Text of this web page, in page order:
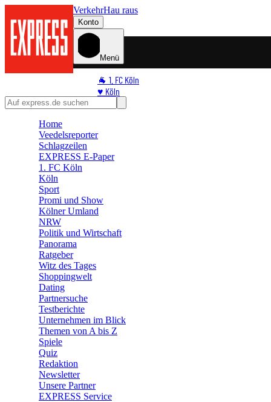
VerkehrHau raus
Konto
Menü
🐐 1. FC Köln
♥️ Köln
🛒 Shoppingwelt
Home
Veedelsreporter
Schlagzeilen
EXPRESS E-Paper
1. FC Köln
Köln
Sport
Promi und Show
Kölner Umland
NRW
Politik und Wirtschaft
Panorama
Ratgeber
Witz des Tages
Shoppingwelt
Dating
Partnersuche
Testberichte
Unternehmen im Blick
Themen von A bis Z
Spiele
Quiz
Redaktion
Newsletter
Unsere Partner
EXPRESS Service